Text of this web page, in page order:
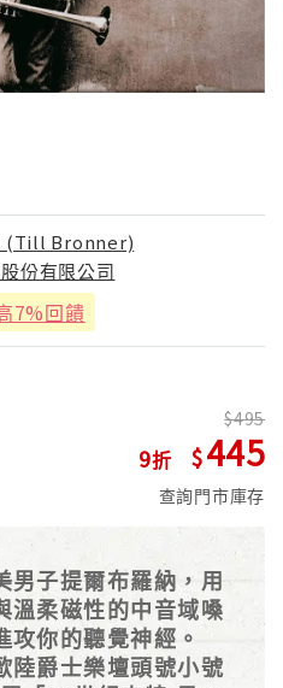
(Till Bronner)
份有限公司
7%回饋
9
495
445
查詢門市庫存
子提爾布羅納，用
溫柔磁性的中音域嗓
攻你的聽覺神經。
爵士樂壇頭號小號